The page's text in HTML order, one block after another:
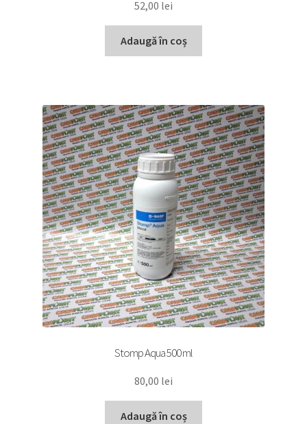
52,00 lei
Adaugă în coș
Stomp Aqua 500 ml
80,00 lei
Adaugă în coș